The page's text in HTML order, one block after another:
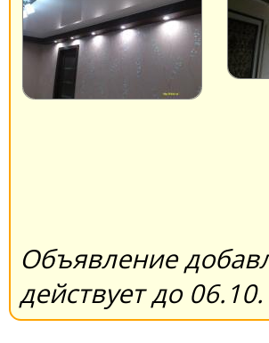
Объявление
действует до